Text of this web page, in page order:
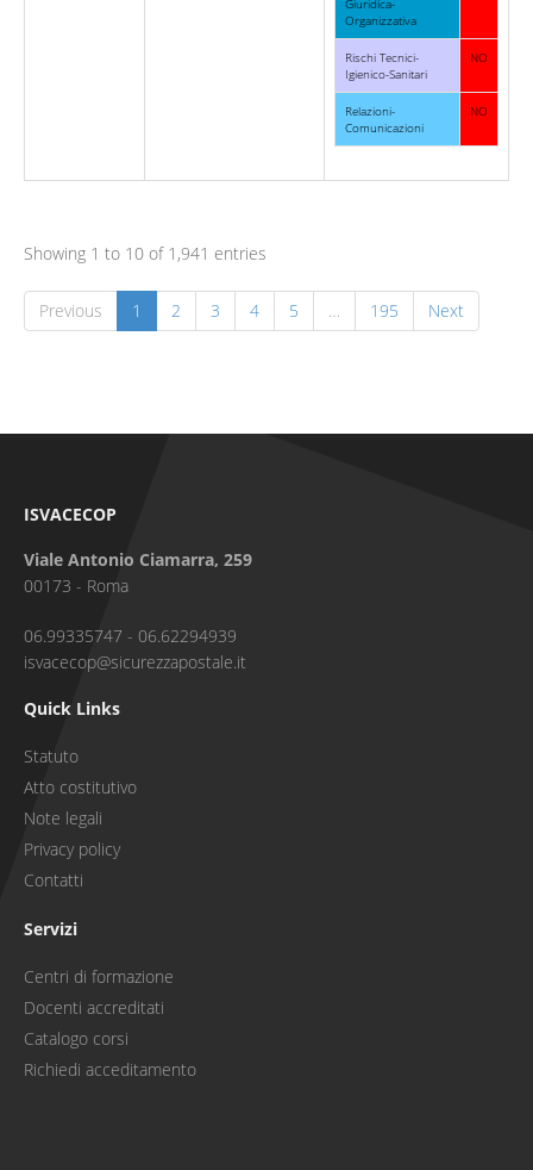
Giuridica-
Organizzativa
Rischi Tecnici-
Igienico-Sanitari
NO
Relazioni-
Comunicazioni
NO
Showing 1 to 10 of 1,941 entries
Previous 1 2 3 4 5 … 195 Next
ISVACECOP
Viale Antonio Ciamarra, 259
00173 - Roma
06.99335747 - 06.62294939
isvacecop@sicurezzapostale.it
Quick Links
Statuto
Atto costitutivo
Note legali
Privacy policy
Contatti
Servizi
Centri di formazione
Docenti accreditati
Catalogo corsi
Richiedi acceditamento